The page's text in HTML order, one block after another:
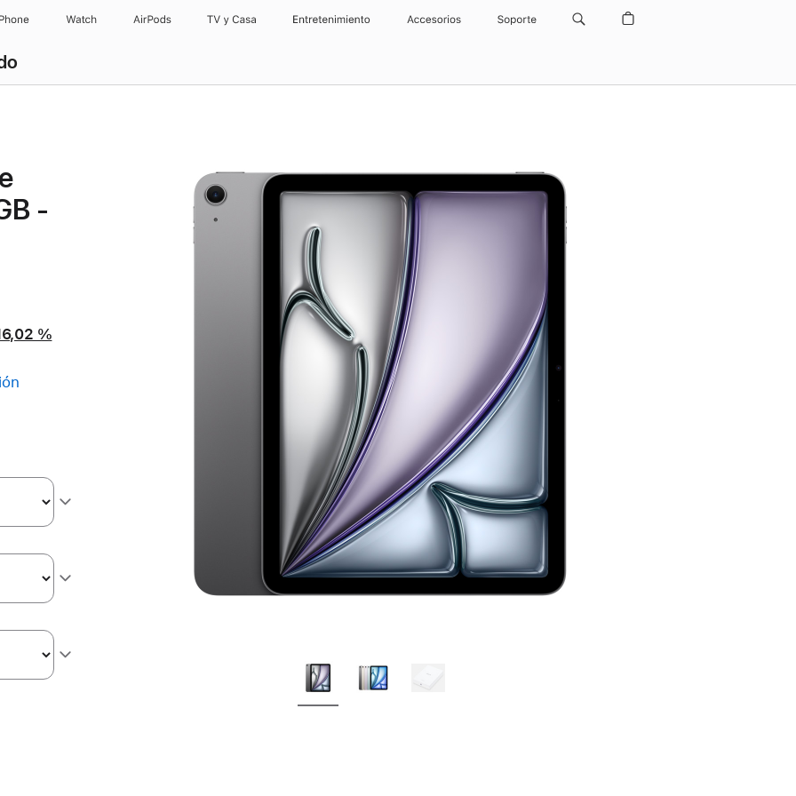
Watch AirPods TV y Casa Entretenimiento Accesorios Soporte
-
%